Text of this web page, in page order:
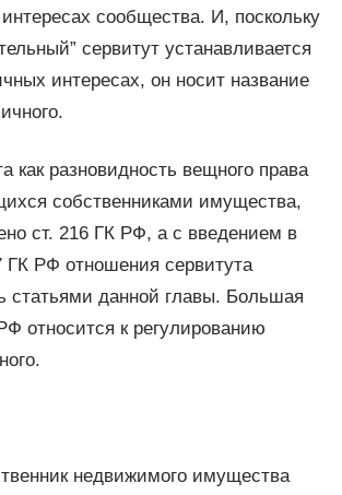
сообщества. И, поскольку
сервитут устанавливается
интересах, он носит название
как разновидность вещного права
собственниками имущества,
ст. 216 ГК РФ, а с введением в
ГК РФ отношения сервитута
статьями данной главы. Большая
относится к регулированию
недвижимого имущества